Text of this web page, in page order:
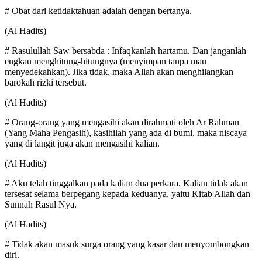
# Obat dari ketidaktahuan adalah dengan bertanya.
(Al Hadits)
# Rasulullah Saw bersabda : Infaqkanlah hartamu. Dan janganlah
engkau menghitung-hitungnya (menyimpan tanpa mau
menyedekahkan). Jika tidak, maka Allah akan menghilangkan
barokah rizki tersebut.
(Al Hadits)
# Orang-orang yang mengasihi akan dirahmati oleh Ar Rahman
(Yang Maha Pengasih), kasihilah yang ada di bumi, maka niscaya
yang di langit juga akan mengasihi kalian.
(Al Hadits)
# Aku telah tinggalkan pada kalian dua perkara. Kalian tidak akan
tersesat selama berpegang kepada keduanya, yaitu Kitab Allah dan
Sunnah Rasul Nya.
(Al Hadits)
# Tidak akan masuk surga orang yang kasar dan menyombongkan
diri.